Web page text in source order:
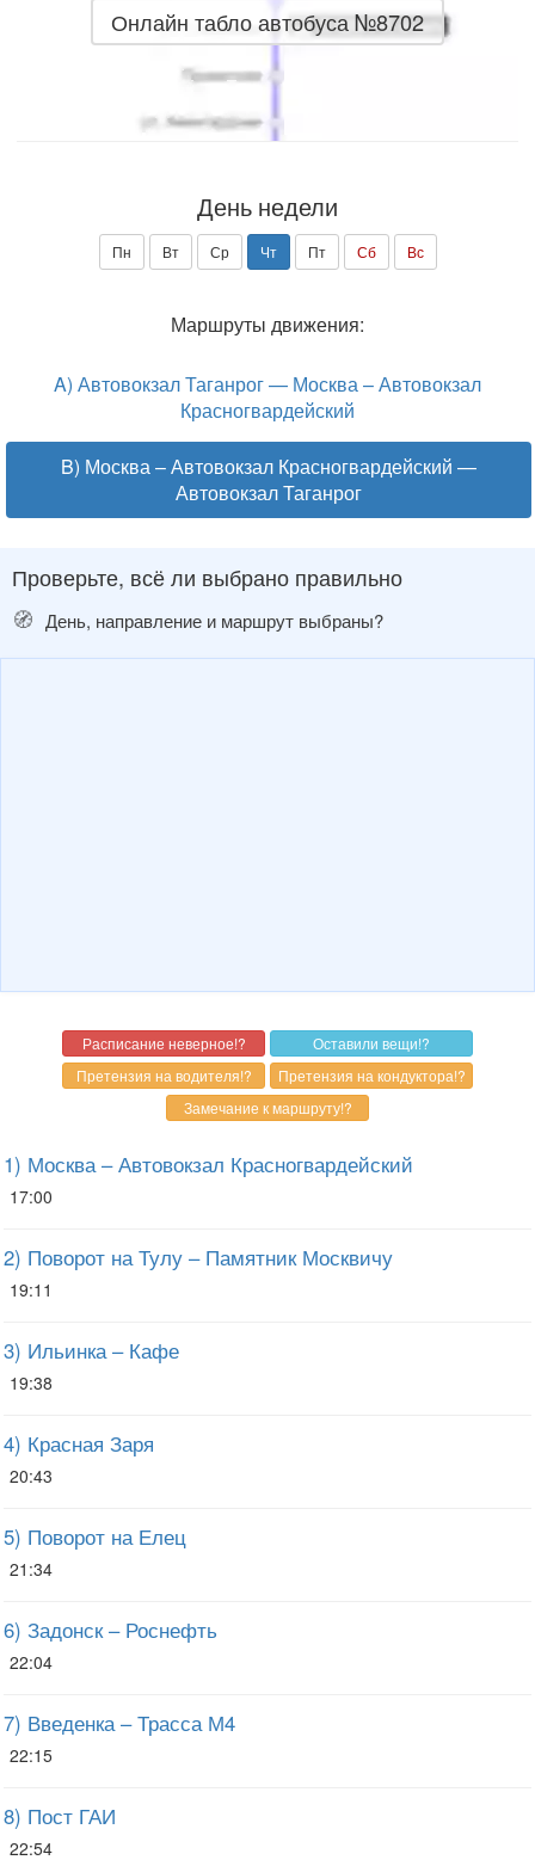
Онлайн табло автобуса №8702
День недели
Пн Вт Ср Чт Пт Сб Вс
Маршруты движения:
A) Автовокзал Таганрог — Москва – Автовокзал
Красногвардейский
B) Москва – Автовокзал Красногвардейский —
Автовокзал Таганрог
Проверьте, всё ли выбрано правильно
🧭 День, направление и маршрут выбраны?
1) Москва – Автовокзал Красногвардейский
17:00
2) Поворот на Тулу – Памятник Москвичу
19:11
3) Ильинка – Кафе
19:38
4) Красная Заря
20:43
5) Поворот на Елец
21:34
6) Задонск – Роснефть
22:04
7) Введенка – Трасса М4
22:15
8) Пост ГАИ
22:54